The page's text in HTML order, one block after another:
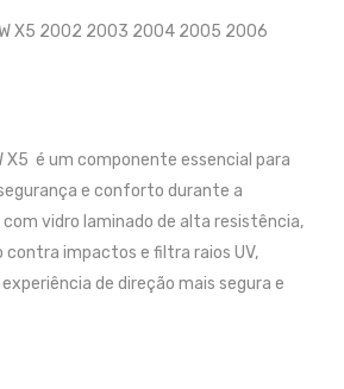
X5 2002 2003 2004 2005 2006
X5 é um componente essencial para
e conforto durante a
vidro laminado de alta resistência,
impactos e filtra raios UV,
de direção mais segura e